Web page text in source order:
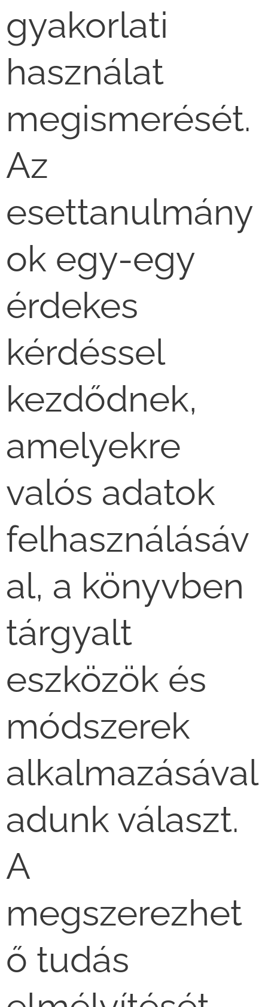
gyakorlati
használat
megismerését.
Az
esettanulmány
ok egy-egy
érdekes
kérdéssel
kezdődnek,
amelyekre
valós adatok
felhasználásáv
al, a könyvben
tárgyalt
eszközök és
módszerek
alkalmazásával
adunk választ.
A
megszerezhet
ő tudás